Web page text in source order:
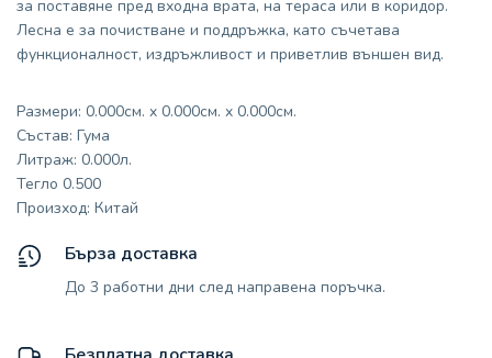
за поставяне пред входна врата, на тераса или в коридор.
Лесна е за почистване и поддръжка, като съчетава
функционалност, издръжливост и приветлив външен вид.
Размери: 0.000см. x 0.000см. x 0.000см.
Състав: Гума
Литраж: 0.000л.
Тегло 0.500
Произход: Китай
Бърза доставка
До 3 работни дни след направена поръчка.